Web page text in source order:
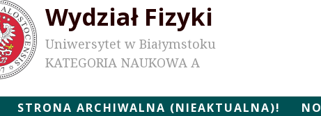
Wydział Fizyki
Uniwersytet w Białymstoku
KATEGORIA NAUKOWA A
STRONA ARCHIWALNA (NIEAKTUALNA)!